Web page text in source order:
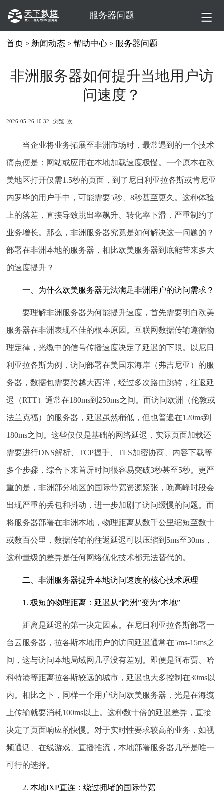
服务器问题
首页 > 新闻动态 >帮助中心 > 服务器问题
非洲服务器如何提升当地用户访
问速度？
2026-05-26 10:32 浏览: 次
当企业将业务拓展至非洲市场时，最常遇到的一个技术
痛点便是：网站或应用在本地加载速度极慢。一个原本在欧
美地区打开仅需1.5秒的页面，到了尼日利亚拉各斯或肯尼亚
内罗毕的用户手中，可能需要5秒、8秒甚至更久。这种体验
上的落差，直接导致跳出率飙升、转化率下滑，严重制约了
业务增长。那么，非洲服务器究竟是如何解决这一问题的？
部署在非洲本地的服务器，相比欧美服务器到底能带来多大
的速度提升？
一、为什么欧美服务器无法满足非洲用户的访问需求？
要理解非洲服务器为何能提升速度，首先需要明白欧美
服务器在非洲表现不佳的根本原因。互联网数据传输遵循物
理定律，光缆中的信号传播速度决定了延迟的下限。以尼日
利亚拉各斯为例，访问部署在美国东海岸（弗吉尼亚）的服
务器，数据包需要跨越大西洋，经过多次路由跳转，往返延
迟（RTT）通常在180ms到250ms之间。而访问欧洲（伦敦或
法兰克福）的服务器，延迟虽然稍低，但也普遍在120ms到
180ms之间。这些仅仅是基础的网络延迟，实际页面加载还
需要进行DNS解析、TCP握手、TLS加密协商、内容下载等
多个步骤，综合下来首屏时间很容易突破3秒甚至5秒。更严
重的是，非洲部分地区的国际带宽资源紧张，晚高峰时段会
出现严重的丢包和抖动，进一步加剧了访问缓慢的问题。而
将服务器部署在非洲本地，物理距离从数千公里缩短至数十
或数百公里，数据传输的往返延迟可以压缩到5ms至30ms，
这种量级的差异是任何网络优化技术都无法替代的。
二、非洲服务器提升本地访问速度的核心技术原理
1. 极短的物理距离：延迟从“跨洲”变为“本地”
距离是延迟的第一决定因素。在尼日利亚拉各斯部署一
台云服务器，拉各斯本地用户的访问延迟通常在5ms-15ms之
间，这与访问本地局域网几乎没有差别。即便是阿布贾、哈
科特港等距离拉各斯较远的城市，延迟也大多控制在30ms以
内。相比之下，同样一个用户访问欧美服务器，光是在海缆
上传输就要消耗100ms以上。这种数十倍的延迟差异，直接
决定了页面响应的快慢。对于实时性要求较高的业务，如视
频通话、在线游戏、直播推流，本地部署服务器几乎是唯一
可行的选择。
2. 本地IXP直连：绕过拥堵的国际带宽